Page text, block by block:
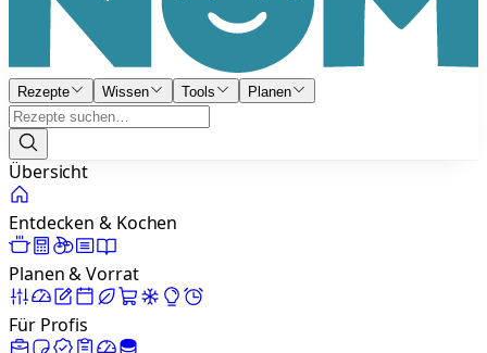
Rezepte Wissen Tools Planen
Übersicht
Entdecken & Kochen
Planen & Vorrat
Für Profis